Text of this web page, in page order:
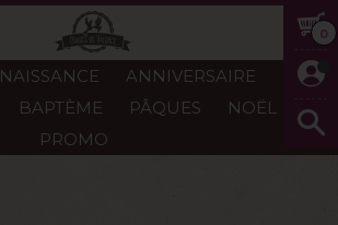
0
NAISSANCE
ANNIVERSAIRE
BAPTÈME PÂQUES
NOËL
PROMO